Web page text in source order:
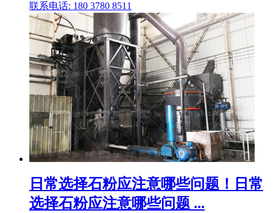
联系电话: 180 3780 8511
日常选择石粉应注意哪些问题！日常
选择石粉应注意哪些问题 ...